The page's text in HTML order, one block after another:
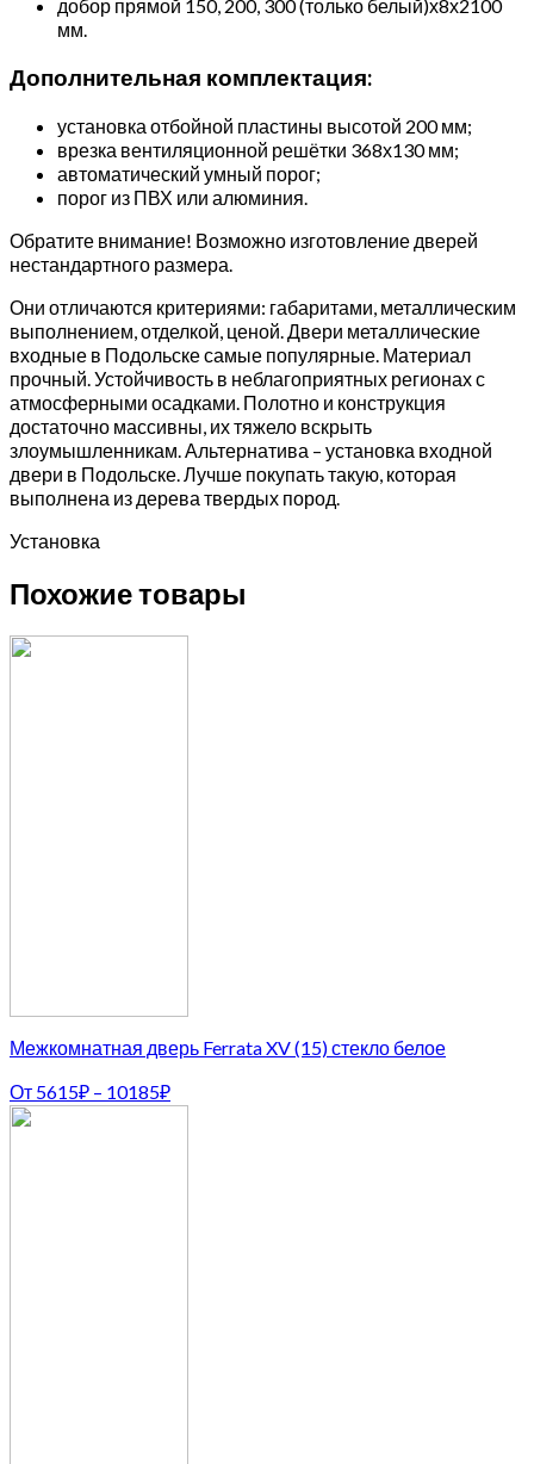
добор прямой 150, 200, 300 (только белый)х8х2100
мм.
Дополнительная комплектация:
установка отбойной пластины высотой 200 мм;
врезка вентиляционной решётки 368х130 мм;
автоматический умный порог;
порог из ПВХ или алюминия.
Обратите внимание! Возможно изготовление дверей
нестандартного размера.
Они отличаются критериями: габаритами, металлическим
выполнением, отделкой, ценой. Двери металлические
входные в Подольске самые популярные. Материал
прочный. Устойчивость в неблагоприятных регионах с
атмосферными осадками. Полотно и конструкция
достаточно массивны, их тяжело вскрыть
злоумышленникам. Альтернатива – установка входной
двери в Подольске. Лучше покупать такую, которая
выполнена из дерева твердых пород.
Установка
Похожие товары
Межкомнатная дверь Ferrata XV (15) стекло белое
От 5615₽ – 10185₽